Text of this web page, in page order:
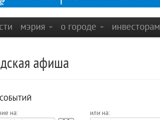
мэрия о городе инвесторам
афиша
на: или на: